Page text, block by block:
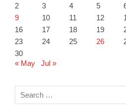
2
3 4 5
9
10 11 12
16
17 18 19
23
24 25 26
30
« May
Jul »